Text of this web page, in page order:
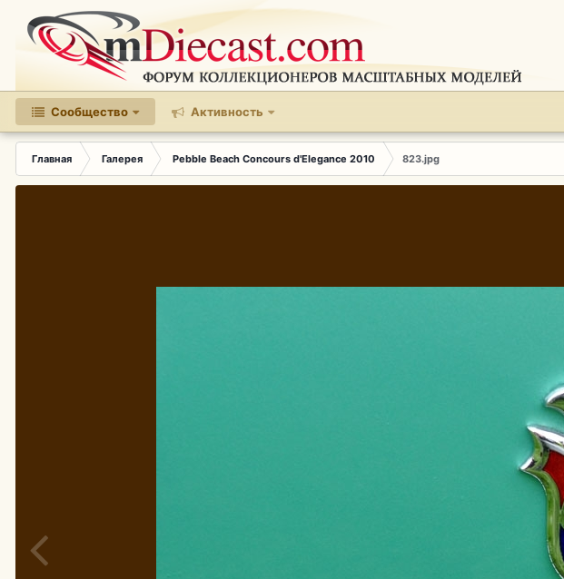
Сообщество Активность
Главная Галерея Pebble Beach Concours d'Elegance 2010 823.jpg